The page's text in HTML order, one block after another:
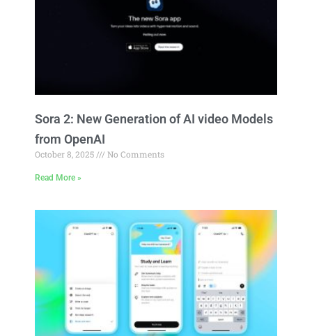
Sora 2: New Generation of AI video Models
from OpenAI
October 8, 2025 No Comments
Read More »